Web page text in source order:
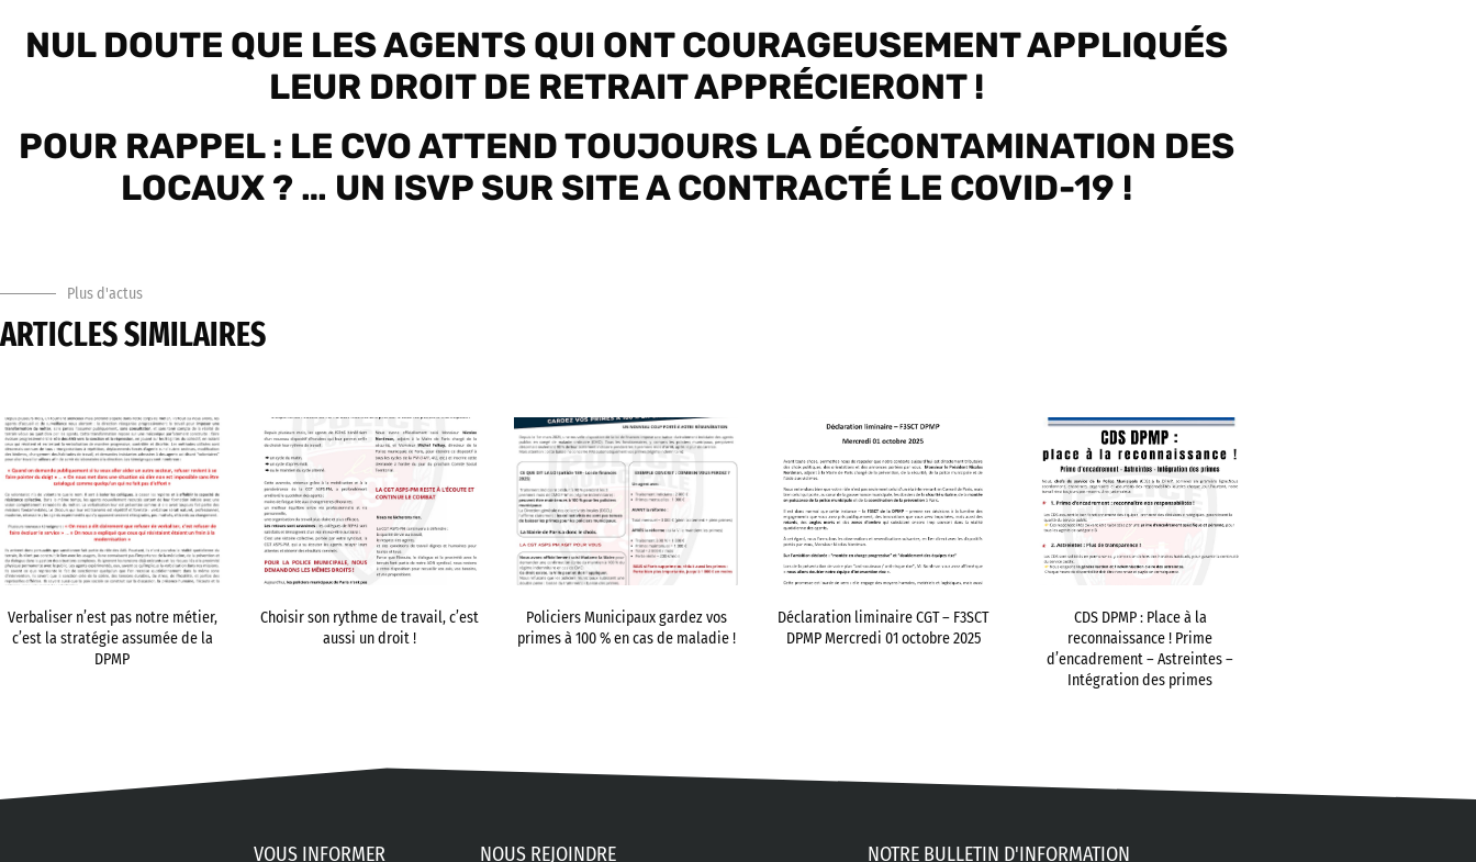
NUL DOUTE QUE LES AGENTS QUI ONT COURAGEUSEMENT APPLIQUÉS
LEUR DROIT DE RETRAIT APPRÉCIERONT !
POUR RAPPEL : LE CVO ATTEND TOUJOURS LA DÉCONTAMINATION DES
LOCAUX ? … UN ISVP SUR SITE A CONTRACTÉ LE COVID-19 !
Plus d'actus
ARTICLES SIMILAIRES
Verbaliser n’est pas notre métier,
c’est la stratégie assumée de la
DPMP
Choisir son rythme de travail, c’est
aussi un droit !
Policiers Municipaux gardez vos
primes à 100 % en cas de maladie !
Déclaration liminaire CGT – F3SCT
DPMP Mercredi 01 octobre 2025
CDS DPMP : Place à la
reconnaissance ! Prime
d’encadrement – Astreintes –
Intégration des primes
VOUS INFORMER NOUS REJOINDRE NOTRE BULLETIN D'INFORMATION